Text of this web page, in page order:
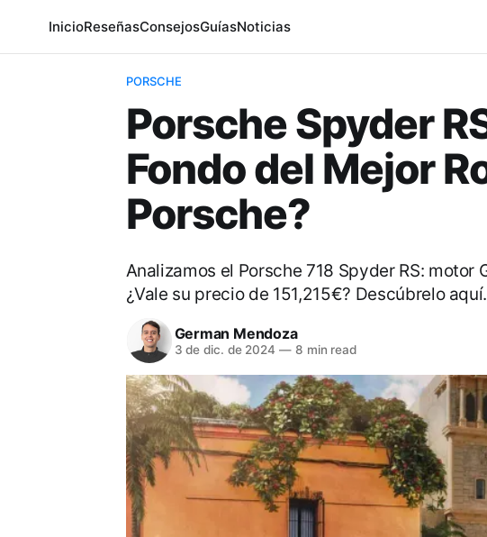
InicioReseñasConsejosGuíasNoticias
PORSCHE
Porsche Spyder
Fondo del Mejor
Porsche?
Analizamos el Porsche 718 Spyder RS: motor
¿Vale su precio de 151,215€? Descúbrelo aquí.
German Mendoza
3 de dic. de 2024 —8 min read